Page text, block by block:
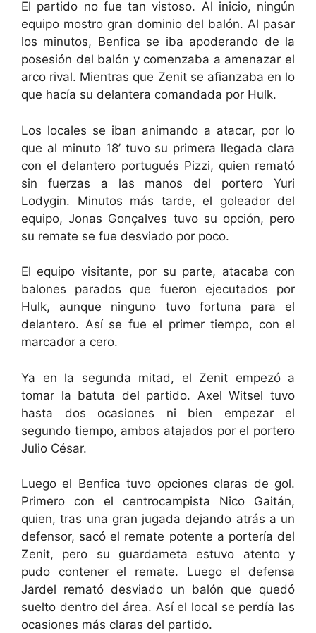
El partido no fue tan vistoso. Al inicio, ningún
equipo mostro gran dominio del balón. Al pasar
los minutos, Benfica se iba apoderando de la
posesión del balón y comenzaba a amenazar el
arco rival. Mientras que Zenit se afianzaba en lo
que hacía su delantera comandada por Hulk.
Los locales se iban animando a atacar, por lo
que al minuto 18’ tuvo su primera llegada clara
con el delantero portugués Pizzi, quien remató
sin fuerzas a las manos del portero Yuri
Lodygin. Minutos más tarde, el goleador del
equipo, Jonas Gonçalves tuvo su opción, pero
su remate se fue desviado por poco.
El equipo visitante, por su parte, atacaba con
balones parados que fueron ejecutados por
Hulk, aunque ninguno tuvo fortuna para el
delantero. Así se fue el primer tiempo, con el
marcador a cero.
Ya en la segunda mitad, el Zenit empezó a
tomar la batuta del partido. Axel Witsel tuvo
hasta dos ocasiones ni bien empezar el
segundo tiempo, ambos atajados por el portero
Julio César.
Luego el Benfica tuvo opciones claras de gol.
Primero con el centrocampista Nico Gaitán,
quien, tras una gran jugada dejando atrás a un
defensor, sacó el remate potente a portería del
Zenit, pero su guardameta estuvo atento y
pudo contener el remate. Luego el defensa
Jardel remató desviado un balón que quedó
suelto dentro del área. Así el local se perdía las
ocasiones más claras del partido.